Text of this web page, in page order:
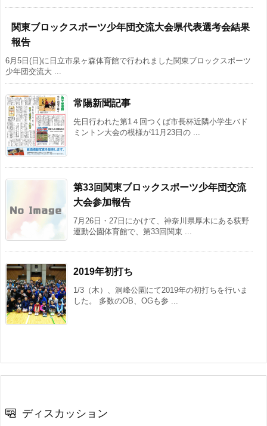
関東ブロックスポーツ少年団交流大会県代表選考会結果
報告
6月5日(日)に日立市泉ヶ森体育館で行われました関東ブロックスポーツ
少年団交流大 ...
常陽新聞記事
先日行われた第1４回つくば市長杯近隣小学生バド
ミントン大会の模様が11月23日の ...
第33回関東ブロックスポーツ少年団交流
大会参加報告
7月26日・27日にかけて、神奈川県厚木にある荻野
運動公園体育館で、第33回関東 ...
2019年初打ち
1/3（木）、洞峰公園にて2019年の初打ちを行いま
した。 多数のOB、OGも参 ...
ディスカッション